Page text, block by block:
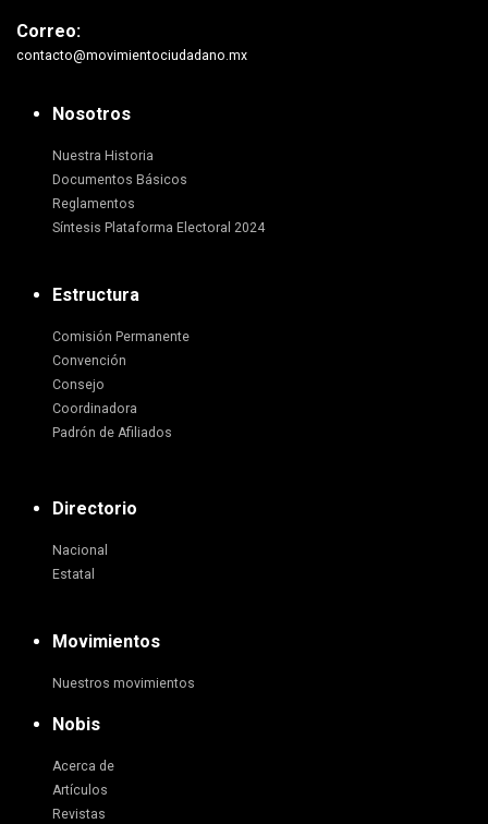
Correo:
contacto@movimientociudadano.mx
Nosotros
Nuestra Historia
Documentos Básicos
Reglamentos
Síntesis Plataforma Electoral 2024
Estructura
Comisión Permanente
Convención
Consejo
Coordinadora
Padrón de Afiliados
Directorio
Nacional
Estatal
Movimientos
Nuestros movimientos
Nobis
Acerca de
Artículos
Revistas